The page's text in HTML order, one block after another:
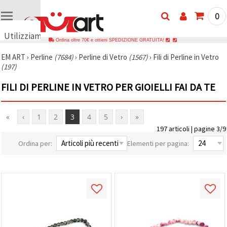
Utilizziamo
🍪
Utilizziamo
tecnologie
simili per
garantire il
funzionamento
del nostro
sito web.
consenso,
scopi
0
Ordina oltre 70€ e ottieni SPEDIZIONE GRATUITA!
EM ART › Perline (7684)› Perline di Vetro (1567)› Fili di Perline in Vetro
(197)
FILI DI PERLINE IN VETRO PER GIOIELLI FAI DA TE
« ‹ 1 2 3 4 5 › »
197 articoli | pagine 3/9
Ordina per:
Elementi per pagina: